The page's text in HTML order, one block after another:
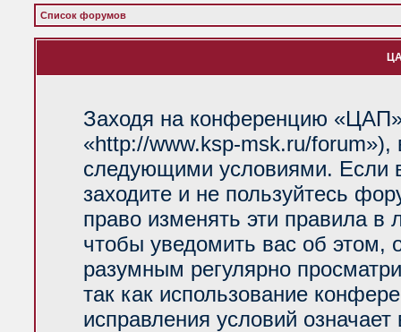
Список форумов
Заходя на конференцию
«http://www.ksp-msk.ru/forum»),
следующими условиями. Если
заходите и не пользуйтесь
право изменять эти правила
чтобы уведомить вас об
разумным регулярно
так как использование
исправления условий